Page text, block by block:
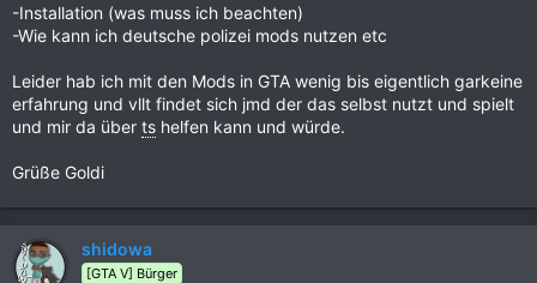
-Installation (was muss ich beachten)
-Wie kann ich deutsche polizei mods nutzen etc
Leider hab ich mit den Mods in GTA wenig bis eigentlich garkeine
erfahrung und vllt findet sich jmd der das selbst nutzt und spielt
und mir da über ts helfen kann und würde.
Grüße Goldi
shidowa
[GTA V] Bürger